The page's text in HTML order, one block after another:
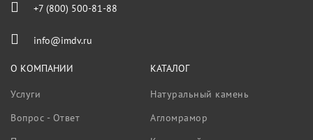
+7 (800) 500-81-88
info@imdv.ru
О КОМПАНИИ
Услуги
Вопрос - Ответ
КАТАЛОГ
Натуральный камень
Агломрамор